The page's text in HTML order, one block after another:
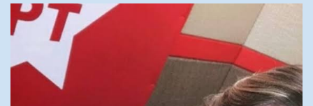
político nacional e estadual. De acordo com a campanha de Álvaro
Dias, o pastor José Wellington Júnior manifestou apoio à
candidatura e ressaltou a importância da participação dos cristãos
no processo democrático, defendendo a valorização de princípios
como a defesa da família, o combate à corrupção, o
enfrentamento às drogas e a proteção da vida. Ainda segundo a